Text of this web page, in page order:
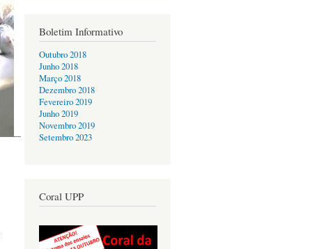
Boletim Informativo
Outubro 2018
Junho 2018
Março 2018
Dezembro 2018
Fevereiro 2019
Junho 2019
Novembro 2019
Setembro 2023
Coral UPP